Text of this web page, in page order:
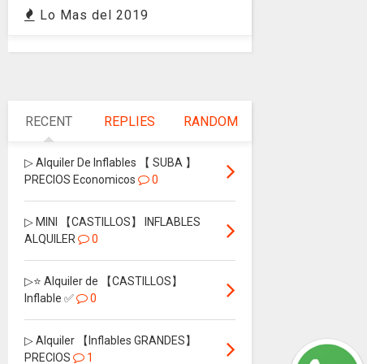
Lo Mas del 2019
RECENT REPLIES RANDOM
▷ Alquiler De Inflables 【 SUBA 】
PRECIOS Economicos
0
▷ MINI 【CASTILLOS】 INFLABLES
ALQUILER
0
▷⭐ Alquiler de 【CASTILLOS】
Inflable ✅
0
▷ Alquiler 【Inflables GRANDES】
PRECIOS
1